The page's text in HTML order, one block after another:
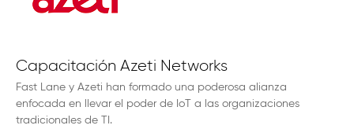
Capacitación Azeti Networks
Fast Lane y Azeti han formado una poderosa alianza
enfocada en llevar el poder de IoT a las organizaciones
tradicionales de TI.